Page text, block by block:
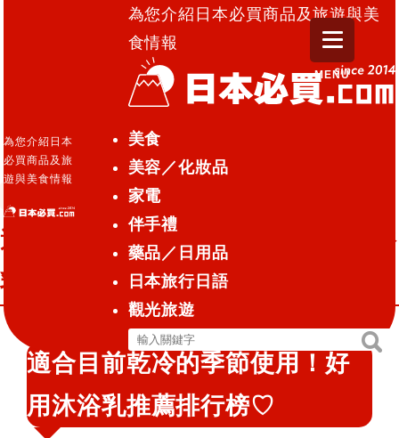
為您介紹日本
必買商品及旅
遊與美食情報
為您介紹日本必買商品及旅遊與美
食情報
美食
美容／化妝品
家電
伴手禮
藥品／日用品
日本旅行日語
觀光旅遊
搜
尋
關
鍵
搜
MENU
沐浴乳推薦排行榜♡
2017.12.14
適合目前乾冷的季節使用！好用沐浴
乳推薦排行榜♡
適合目前乾冷的季節使用！好
用沐浴乳推薦排行榜♡